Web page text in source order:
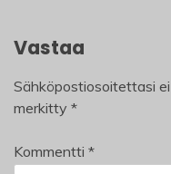
Vastaa
Sähköpostiosoitettasi ei
merkitty *
Kommentti *